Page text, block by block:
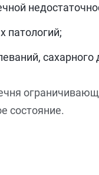
патологий;
сахарного
состояние.